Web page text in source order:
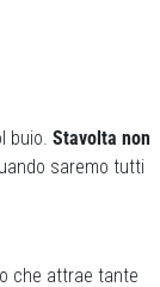
buio. Stavolta non
saremo tutti
che attrae tante